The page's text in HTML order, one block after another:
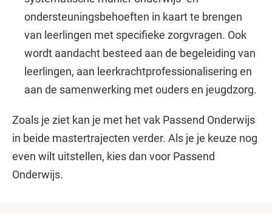
ondersteuningsbehoeften in kaart te brengen
van leerlingen met specifieke zorgvragen. Ook
wordt aandacht besteed aan de begeleiding van
leerlingen, aan leerkrachtprofessionalisering en
aan de samenwerking met ouders en jeugdzorg.
Zoals je ziet kan je met het vak Passend Onderwijs
in beide mastertrajecten verder. Als je je keuze nog
even wilt uitstellen, kies dan voor Passend
Onderwijs.